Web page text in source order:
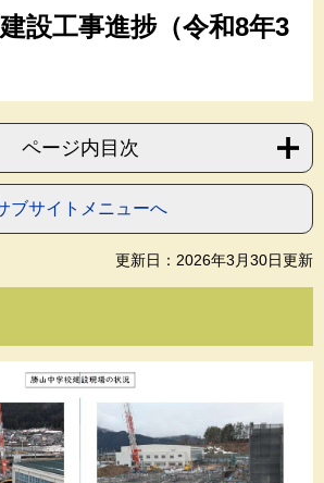
設工事進捗（令和8年3
ページ内目次
ブサイトメニューへ
更新日：2026年3月30日更新